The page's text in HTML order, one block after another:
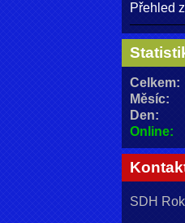
Přehled
Online:
Celkem:
Měsíc:
Den:
SDH